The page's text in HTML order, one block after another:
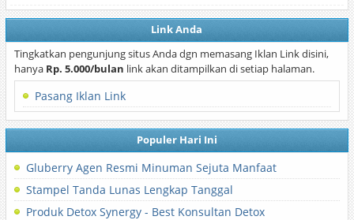
Link Anda
Tingkatkan pengunjung situs Anda dgn memasang Iklan Link disini,
hanya Rp. 5.000/bulan link akan ditampilkan di setiap halaman.
Pasang Iklan Link
Populer Hari Ini
Gluberry Agen Resmi Minuman Sejuta Manfaat
Stampel Tanda Lunas Lengkap Tanggal
Produk Detox Synergy - Best Konsultan Detox